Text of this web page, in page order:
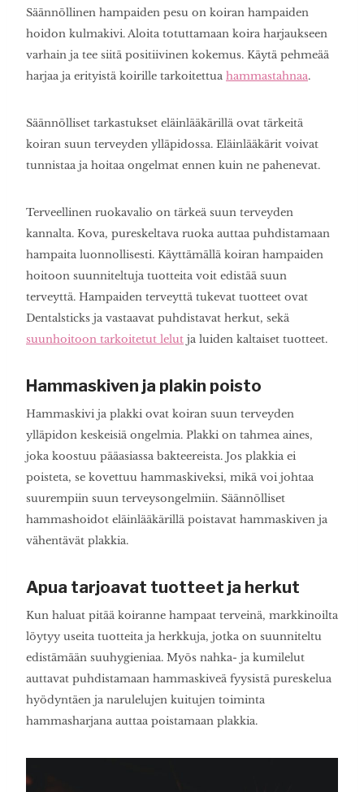
Säännöllinen hampaiden pesu on koiran hampaiden
hoidon kulmakivi. Aloita totuttamaan koira harjaukseen
varhain ja tee siitä positiivinen kokemus. Käytä pehmeää
harjaa ja erityistä koirille tarkoitettua hammastahnaa.
Säännölliset tarkastukset eläinlääkärillä ovat tärkeitä
koiran suun terveyden ylläpidossa. Eläinlääkärit voivat
tunnistaa ja hoitaa ongelmat ennen kuin ne pahenevat.
Terveellinen ruokavalio on tärkeä suun terveyden
kannalta. Kova, pureskeltava ruoka auttaa puhdistamaan
hampaita luonnollisesti. Käyttämällä koiran hampaiden
hoitoon suunniteltuja tuotteita voit edistää suun
terveyttä. Hampaiden terveyttä tukevat tuotteet ovat
Dentalsticks ja vastaavat puhdistavat herkut, sekä
suunhoitoon tarkoitetut lelut ja luiden kaltaiset tuotteet.
Hammaskiven ja plakin poisto
Hammaskivi ja plakki ovat koiran suun terveyden
ylläpidon keskeisiä ongelmia. Plakki on tahmea aines,
joka koostuu pääasiassa bakteereista. Jos plakkia ei
poisteta, se kovettuu hammaskiveksi, mikä voi johtaa
suurempiin suun terveysongelmiin. Säännölliset
hammashoidot eläinlääkärillä poistavat hammaskiven ja
vähentävät plakkia.
Apua tarjoavat tuotteet ja herkut
Kun haluat pitää koiranne hampaat terveinä, markkinoilta
löytyy useita tuotteita ja herkkuja, jotka on suunniteltu
edistämään suuhygieniaa. Myös nahka- ja kumilelut
auttavat puhdistamaan hammaskiveä fyysistä pureskelua
hyödyntäen ja narulelujen kuitujen toiminta
hammasharjana auttaa poistamaan plakkia.